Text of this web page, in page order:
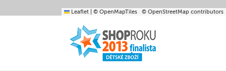
Leaflet © OpenMapTiles © OpenStreetMap contributors